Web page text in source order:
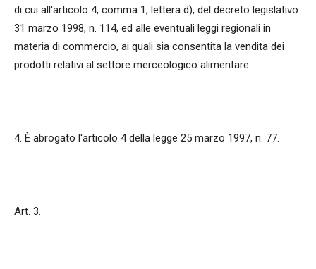
di cui all'articolo 4, comma 1, lettera d), del decreto legislativo
31 marzo 1998, n. 114, ed alle eventuali leggi regionali in
materia di commercio, ai quali sia consentita la vendita dei
prodotti relativi al settore merceologico alimentare.
4. È abrogato l'articolo 4 della legge 25 marzo 1997, n. 77.
Art. 3.